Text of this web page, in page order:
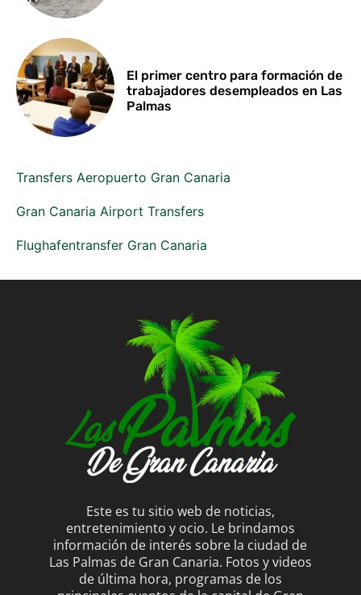
El primer centro para formación de
trabajadores desempleados en Las
Palmas
Transfers Aeropuerto Gran Canaria
Gran Canaria Airport Transfers
Flughafentransfer Gran Canaria
Este es tu sitio web de noticias,
entretenimiento y ocio. Le brindamos
información de interés sobre la ciudad de
Las Palmas de Gran Canaria. Fotos y videos
de última hora, programas de los